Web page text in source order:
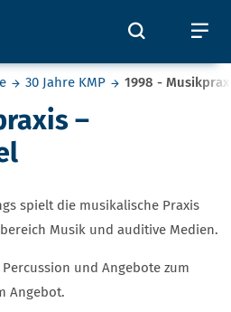
Öffnet
30 Jahre KMP 1998 -
–
spielt die musikalische Praxis
Musik und auditive Medien.
und Angebote zum
Angebot.